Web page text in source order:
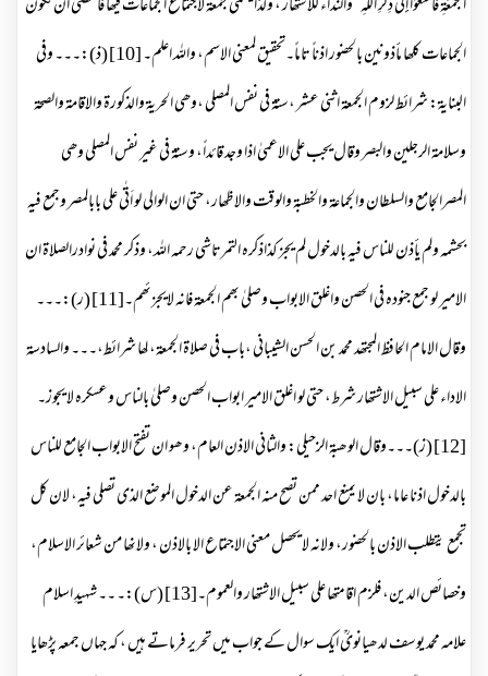
الْجُمُعَةِ فَاسْعَوْا إِلَى ذِكْرِ اللَّهِ“ والنداء للاشتھار ، ولذایسمی جمعۃ لاجتماع الجماعات فیھا فاقتضی ان تکون
الجماعات کلھا مأذونین بالحضور اذناً تاماً۔تحقیق لمعنی الاسم، واللہ اعلم۔ [10] (ذ):۔۔۔ وفی
البنایۃ: شرائط لزوم الجمعۃ اثنی عشر ،ستۃ فی نفس المصلی ،وھی الحریۃ والذکورۃ والاقامۃ والصحۃ
وسلامۃ الرجلین والبصر وقال یجب علی الاعمیٰ اذا وجد قائداً، وستۃ فی غیر نفس المصلی وھی
المصرالجامع والسلطان والجماعۃ والخطبۃ والوقت والاظھار، حتی ان الوالی لو اَتٰی علی بابالمصر وجمع فیہ
بحشمہ ولم یأذن للناس فیہ بالدخول لم یجز کذاذکرہ التمرتاشی رحمہ اللہ، وذکر محمد فی نوادرالصلاۃ ان
الامیر لو جمع جنودہ فی الحصن واغلق الابواب وصلیٰ بھم الجمعۃ فانہ لایجزئھم۔[11] (ر):۔۔۔
وقال الامام الحافظ المجتھد محمد بن الحسن الشیبانی ،باب فی صلاۃ الجمعۃ، لھا شرائط،۔۔۔ والسادسۃ
الاداء علی سبیل الاشتھار شرط، حتی لو اغلق الامیر ابواب الحصن وصلیٰ بالناس وعسکرہ لا یجوز۔
[12] (ز)۔۔۔وقال الوھبۃ الزحیلی: والثانی الاذن العام، وھو ان تفتح الابواب الجامع للناس
بالدخول اذنا عاما، بان لا یمنع احد ممن تصح منہ الجمعۃ عن الدخول الموضع الذی تصلی فیہ، لان کل
تجمع یتطلب الاذن بالحضور، ولانہ لا یحصل معنی الاجتماع الا بالاذن ، ولانھا من شعائر الاسلام،
وخصائص الدین، فلزم اقامتھا علی سبیل الاشتھار والعموم۔[13] (س):۔ ۔۔ شہیدِ اسلام
علامہ محمد یوسف لدھیانویؒ ایک سوال کے جواب میں تحریر فرماتے ہیں ، کہ جہاں جمعہ پڑھایا